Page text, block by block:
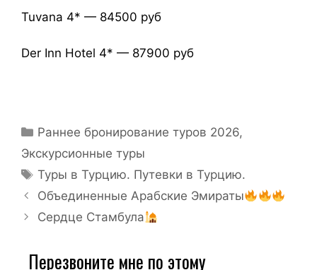
Tuvana 4* — 84500 руб
Der Inn Hotel 4* — 87900 руб
Раннее бронирование туров 2026,
Экскурсионные туры
Туры в Турцию. Путевки в Турцию.
Объединенные Арабские Эмираты
Сердце Стамбула
Перезвоните мне по этому